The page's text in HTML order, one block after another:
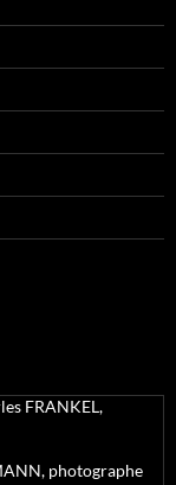
FRANKEL,
photographe